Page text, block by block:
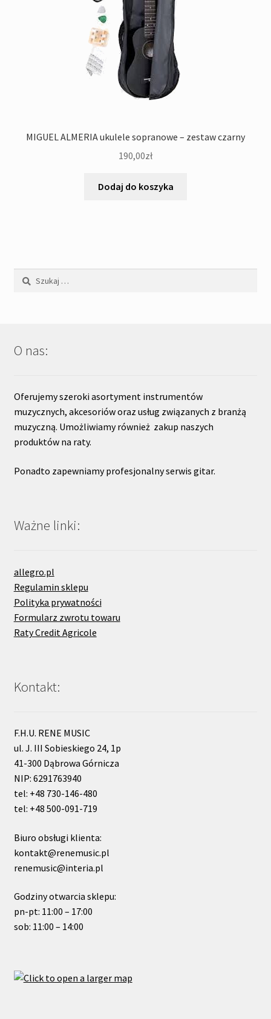
MIGUEL ALMERIA ukulele sopranowe – zestaw czarny
190,00zł
Dodaj do koszyka
Szukaj:
O nas:
Oferujemy szeroki asortyment instrumentów
muzycznych, akcesoriów oraz usług związanych z branżą
muzyczną. Umożliwiamy również zakup naszych
produktów na raty.
Ponadto zapewniamy profesjonalny serwis gitar.
Ważne linki:
allegro.pl
Regulamin sklepu
Polityka prywatności
Formularz zwrotu towaru
Raty Credit Agricole
Kontakt:
F.H.U. RENE MUSIC
ul. J. III Sobieskiego 24, 1p
41-300 Dąbrowa Górnicza
NIP: 6291763940
tel: +48 730-146-480
tel: +48 500-091-719
Biuro obsługi klienta:
kontakt@renemusic.pl
renemusic@interia.pl
Godziny otwarcia sklepu:
pn-pt: 11:00 – 17:00
sob: 11:00 – 14:00